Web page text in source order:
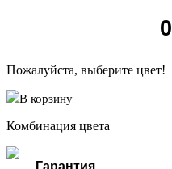
0
Пожалуйста, выберите цвет!
В корзину
Комбинация цвета
Гарантия